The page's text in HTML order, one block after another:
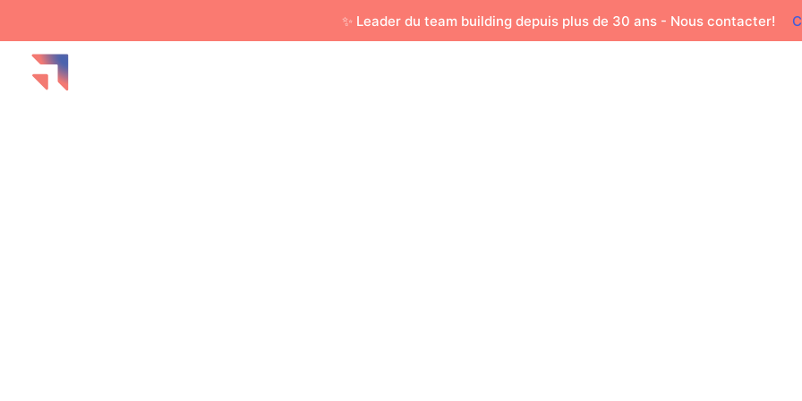
✨ Leader du team building depuis plus de 30 ans - Nous contacter!